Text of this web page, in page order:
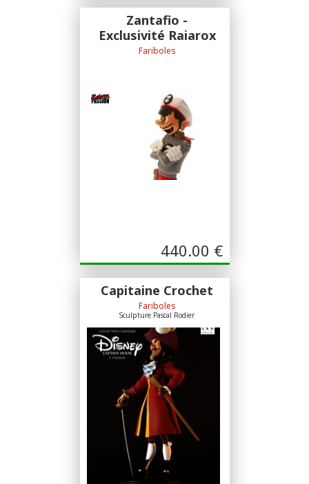
Zantafio -
Exclusivité Raiarox
Fariboles
440.00 €
Capitaine Crochet
Fariboles
Sculpture Pascal Rodier